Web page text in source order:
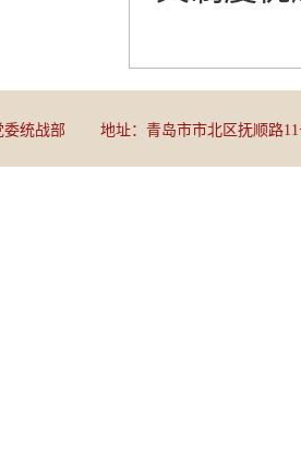
委统战部 地址：青岛市市北区抚顺